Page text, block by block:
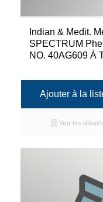
Indian & Medit.
SPECTRUM
NO. 40AG609 À
Ajouter à la
Voir les détails